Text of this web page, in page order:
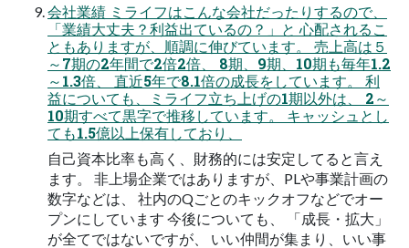
会社業績 ミライフはこんな会社だったりするので、
「業績大丈夫？利益出ているの？」と 心配されるこ
ともありますが、順調に伸びています。 売上高は５
～7期の2年間で2倍2倍、 8期、9期、10期も毎年1.2
～1.3倍、 直近5年で8.1倍の成長をしています。 利
益についても、ミライフ立ち上げの1期以外は、 2～
10期すべて黒字で推移しています。 キャッシュとし
ても1.5億以上保有しており、
自己資本比率も高く、財務的には安定してると言え
ます。 非上場企業ではありますが、PLや事業計画の
数字などは、 社内のQごとのキックオフなどでオー
プンにしています 今後についても、 「成長・拡大」
が全てではないですが、 いい仲間が集まり、いい事